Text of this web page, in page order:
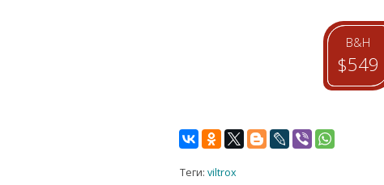
B&H
$549
Теги: viltrox